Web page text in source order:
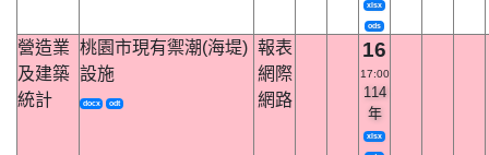
xlsx
ods
營造業
及建築
統計
桃園市現有禦潮(海堤)
設施
docx odt
報表
網際
網路
16
17:00
114
年
xlsx